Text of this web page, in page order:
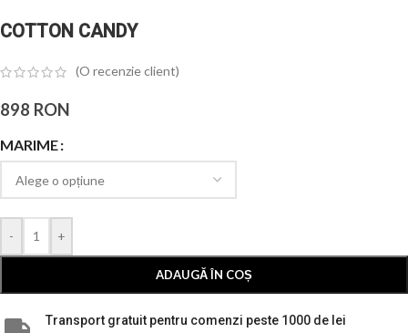
COTTON CANDY
(O recenzie client)
898 RON
MARIME
- +
ADAUGĂ ÎN COȘ
Transport gratuit pentru comenzi peste 1000 de lei